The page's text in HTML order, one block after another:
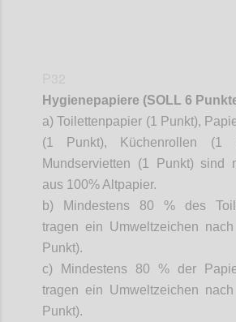
Hygienepapiere (SOLL 6
a) Toilettenpapier (1 Punkt),
(1 Punkt), Küchenrollen (1
Mundservietten (1 Punkt) sind
aus 100% Altpapier.
b) Mindestens 80 % des
tragen ein Umweltzeichen
Punkt).
c)
Mindestens 80 % der
tragen ein Umweltzeichen
Punkt).